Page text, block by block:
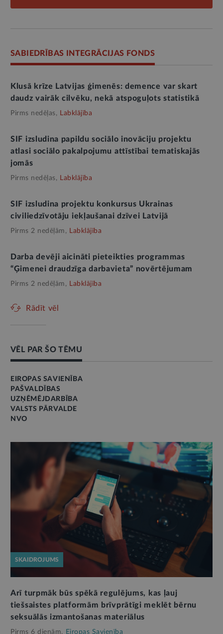
SABIEDRĪBAS INTEGRĀCIJAS FONDS
Klusā krīze Latvijas ģimenēs: demence var skart
daudz vairāk cilvēku, nekā atspoguļots statistikā
Pirms nedēļas, Labklājība
SIF izsludina papildu sociālo inovāciju projektu
atlasi sociālo pakalpojumu attīstībai tematiskajās
jomās
Pirms nedēļas, Labklājība
SIF izsludina projektu konkursus Ukrainas
civiliedzīvotāju iekļaušanai dzīvei Latvijā
Pirms 2 nedēļām, Labklājība
Darba devēji aicināti pieteikties programmas
“Ģimenei draudzīga darbavieta” novērtējumam
Pirms 2 nedēļām, Labklājība
Rādīt vēl
VĒL PAR ŠO TĒMU
EIROPAS SAVIENĪBA
PAŠVALDĪBAS
UZŅĒMĒJDARBĪBA
VALSTS PĀRVALDE
NVO
SKAIDROJUMS
Arī turpmāk būs spēkā regulējums, kas ļauj
tiešsaistes platformām brīvprātīgi meklēt bērnu
seksuālās izmantošanas materiālus
Pirms 6 dienām, Eiropas Savienība